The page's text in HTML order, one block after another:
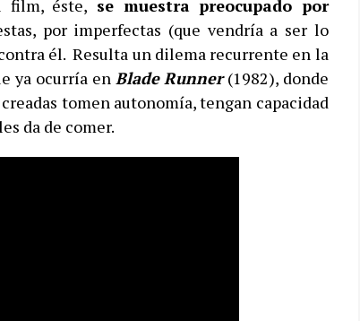
film, éste, se muestra preocupado por
por imperfectas (que vendría a ser lo
él. Resulta un dilema recurrente en la
ya ocurría en Blade Runner(1982), donde
tomen autonomía, tengan capacidad
da de comer.